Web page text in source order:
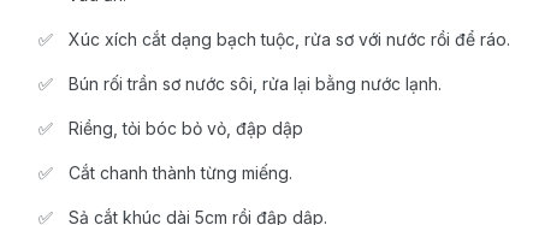
Xúc xích cắt dạng bạch tuộc, rửa sơ với nước rồi để ráo.
Bún rối trần sơ nước sôi, rửa lại bằng nước lạnh.
Riềng, tỏi bóc bỏ vỏ, đập dập
Cắt chanh thành từng miếng.
Sả cắt khúc dài 5cm rồi đập dập.